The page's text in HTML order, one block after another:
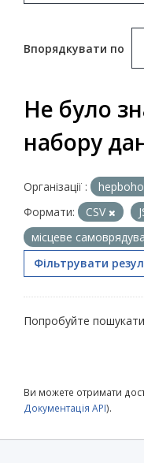
Впорядкувати по
Не було
набору
Організації :
Формати:
CSV
місцеве
Фільтрувати
Попробуйте
Ви можете отримати
Документація API).